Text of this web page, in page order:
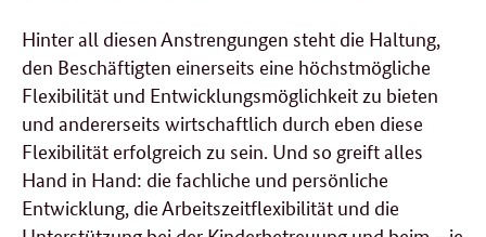
Hinter all diesen Anstrengungen steht die Haltung,
den Beschäftigten einerseits eine höchstmögliche
Flexibilität und Entwicklungsmöglichkeit zu bieten
und andererseits wirtschaftlich durch eben diese
Flexibilität erfolgreich zu sein. Und so greift alles
Hand in Hand: die fachliche und persönliche
Entwicklung, die Arbeitszeitflexibilität und die